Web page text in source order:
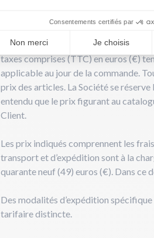
Les prix applicables aux produits
taxes comprises (TTC) en euros (€)
applicable au jour de la commande.
prix des articles. La Société se
entendu que le prix figurant au
Client.
Les prix indiqués comprennent les
transport et d’expédition sont à la
quarante neuf (49) euros (€). Dans ce
Des modalités d’expédition
tarifaire distincte.